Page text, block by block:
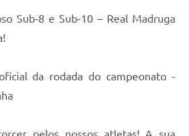
Sub-8 e Sub-10 – Real Madruga
da rodada do campeonato -